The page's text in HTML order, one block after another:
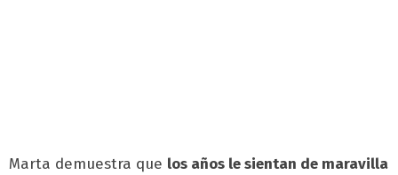
Marta demuestra que los años le sientan de maravilla